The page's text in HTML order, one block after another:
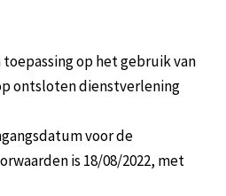
op het gebruik van
ontsloten dienstverlening
voor de
is 18/08/2022, met